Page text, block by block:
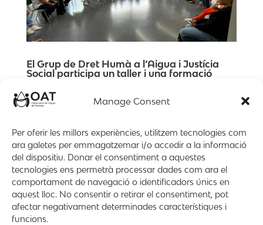
Manage Consent
Per oferir les millors experiències, utilitzem tecnologies com
ara galetes per emmagatzemar i/o accedir a la informació
del dispositiu. Donar el consentiment a aquestes
tecnologies ens permetrà processar dades com ara el
comportament de navegació o identificadors únics en
aquest lloc. No consentir o retirar el consentiment, pot
afectar negativament determinades característiques i
funcions.
El Grup de Dret Humà a l’Aigua i Justícia
Social participa un taller i una formació
sobre el DHA.
oct. 6, 2022
(DHAiJS) de l’OAT, juntament amb la Plataforma
d’Afectats per la Hipoteca (PAH), van organitzar el
passat divendres 30/9 al centre cívic President
Macià de Terrassa el Segon taller pràctic sobre
com...